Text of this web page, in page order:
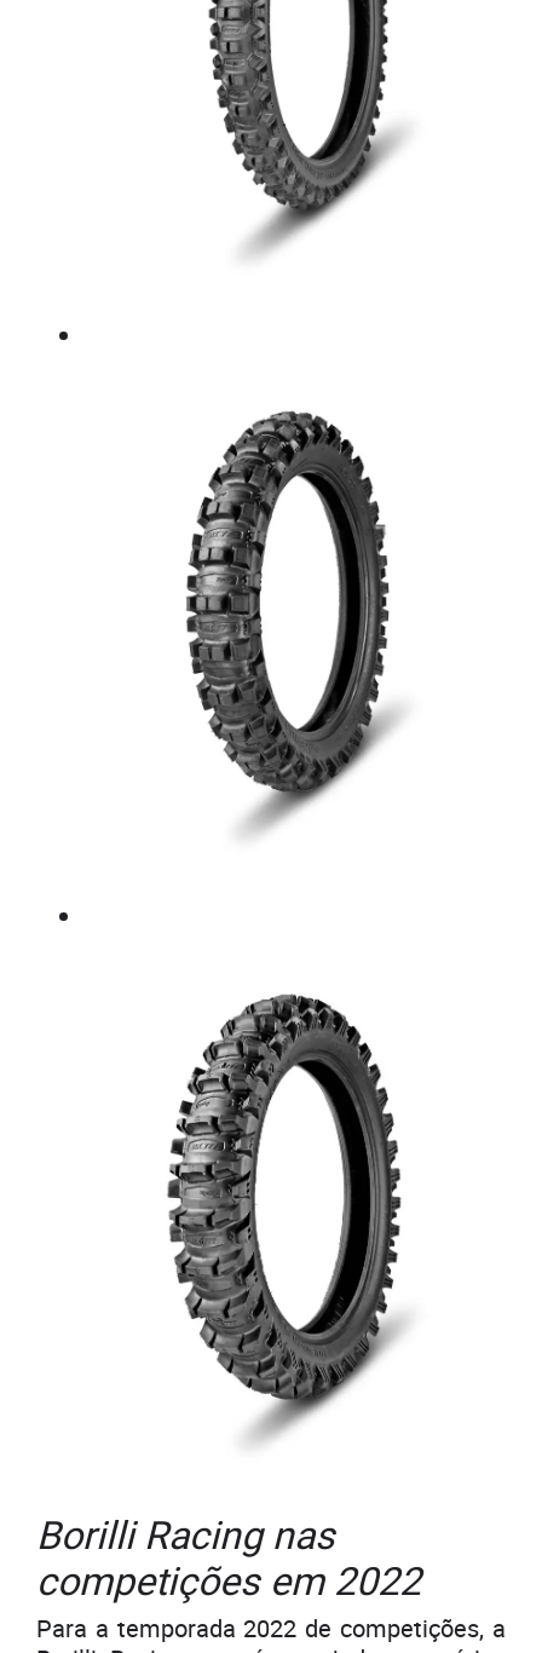
Borilli Racing nas
competições em 2022
Para a temporada 2022 de competições, a